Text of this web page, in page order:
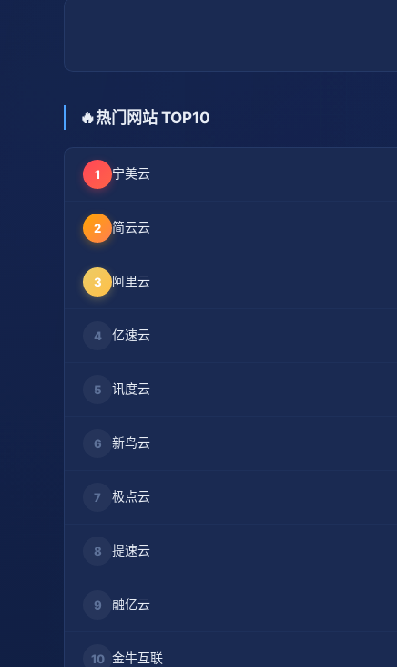
🔥热门网站 TOP10
1 宁美云
2 简云云
3 阿里云
4 亿速云
5 讯度云
6 新鸟云
7 极点云
8 提速云
9 融亿云
10 金牛互联